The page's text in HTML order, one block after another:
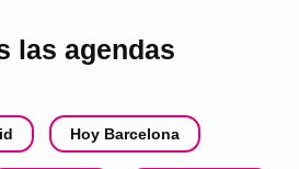
las agendas
Hoy Barcelona